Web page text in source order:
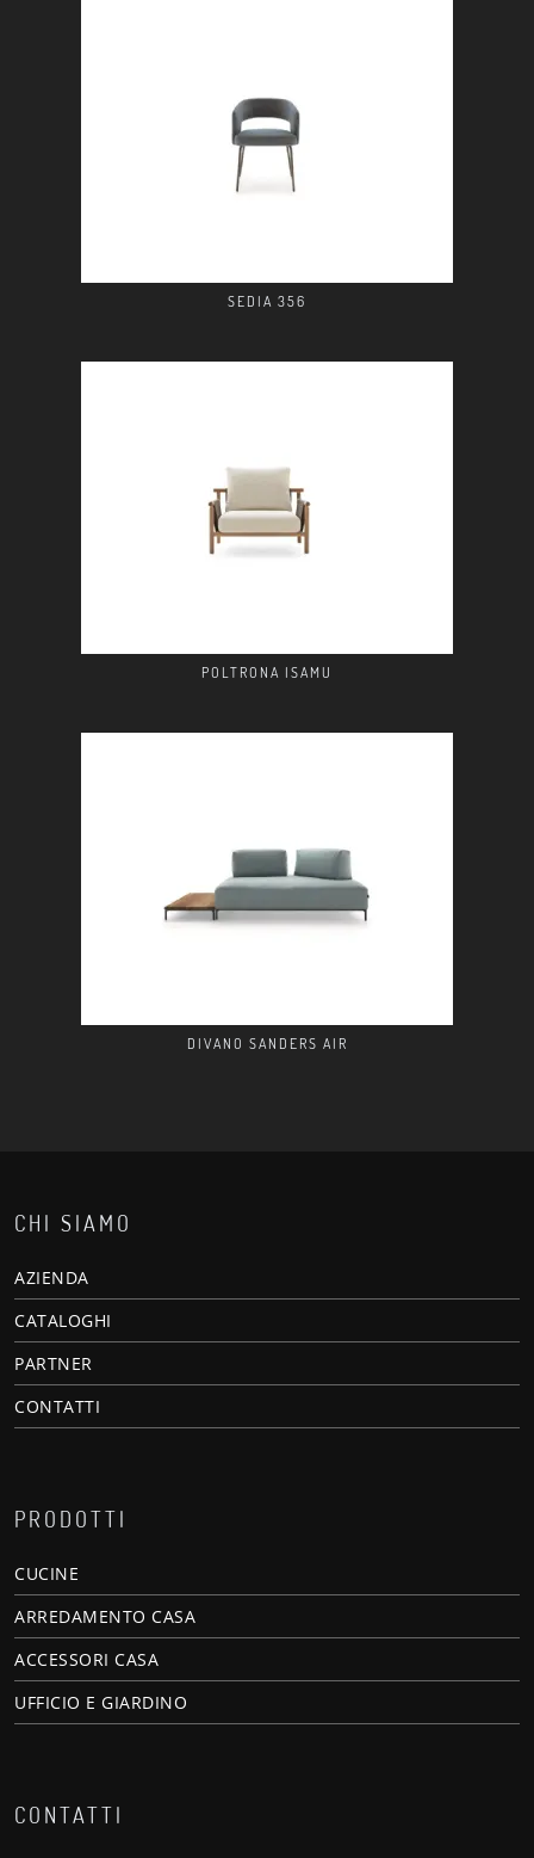
SEDIA 356
POLTRONA ISAMU
DIVANO SANDERS AIR
CHI SIAMO
AZIENDA
CATALOGHI
PARTNER
CONTATTI
PRODOTTI
CUCINE
ARREDAMENTO CASA
ACCESSORI CASA
UFFICIO E GIARDINO
CONTATTI